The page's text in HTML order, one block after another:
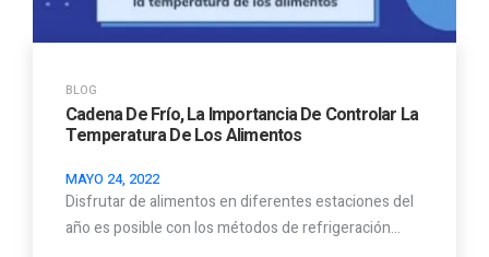
BLOG
Cadena De Frío, La Importancia De Controlar La
Temperatura De Los Alimentos
MAYO 24, 2022
Disfrutar de alimentos en diferentes estaciones del
año es posible con los métodos de refrigeración…